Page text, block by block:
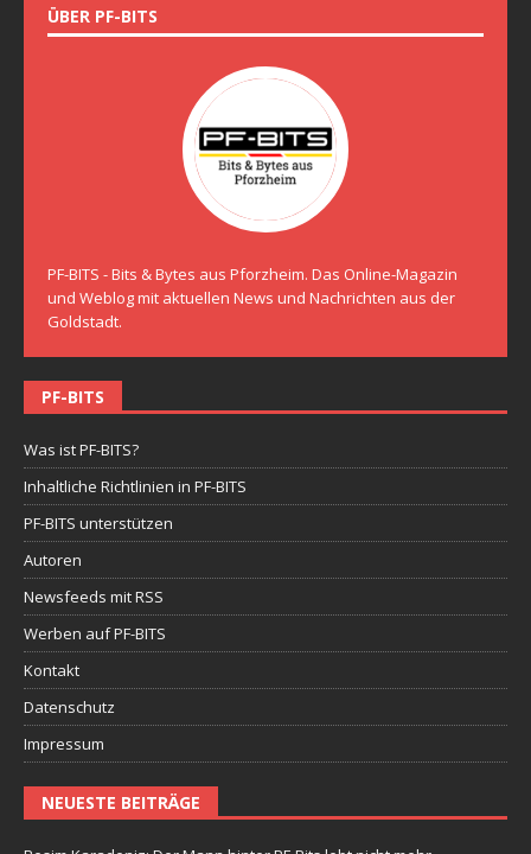
ÜBER PF-BITS
PF-BITS - Bits & Bytes aus Pforzheim. Das Online-Magazin
und Weblog mit aktuellen News und Nachrichten aus der
Goldstadt.
PF-BITS
Was ist PF-BITS?
Inhaltliche Richtlinien in PF-BITS
PF-BITS unterstützen
Autoren
Newsfeeds mit RSS
Werben auf PF-BITS
Kontakt
Datenschutz
Impressum
NEUESTE BEITRÄGE